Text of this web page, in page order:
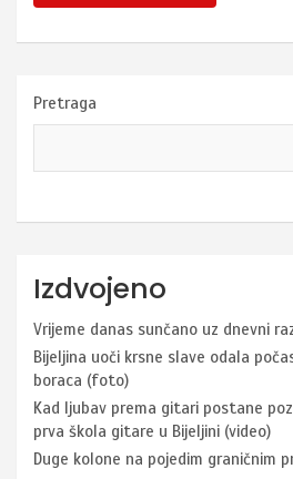
Pretraga
Izdvojeno
Vrijeme danas sunčano uz dnevni
Bijeljina uoči krsne slave odala
boraca (foto)
Kad ljubav prema gitari postane
prva škola gitare u Bijeljini (video)
Duge kolone na pojedim graničnim